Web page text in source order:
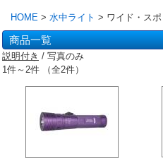
HOME > 水中ライト > ワイド・ス
商品一覧
説明付き / 写真のみ
1件～2件 （全2件）